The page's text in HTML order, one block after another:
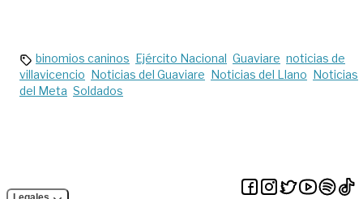
binomios caninos Ejército Nacional Guaviare noticias de
villavicencio Noticias del Guaviare Noticias del Llano Noticias
del Meta Soldados